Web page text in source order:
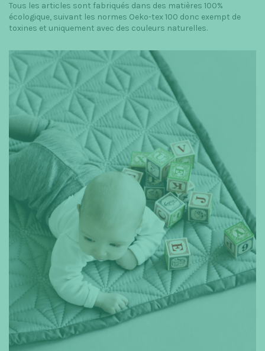
Tous les articles sont fabriqués dans des matières 100%
écologique, suivant les normes Oeko-tex 100 donc exempt de
toxines et uniquement avec des couleurs naturelles.